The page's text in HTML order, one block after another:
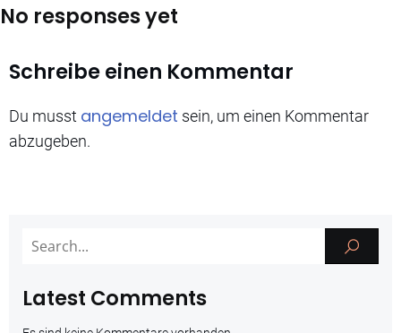
No responses yet
Schreibe einen Kommentar
Du musst angemeldet sein, um einen Kommentar
abzugeben.
Latest Comments